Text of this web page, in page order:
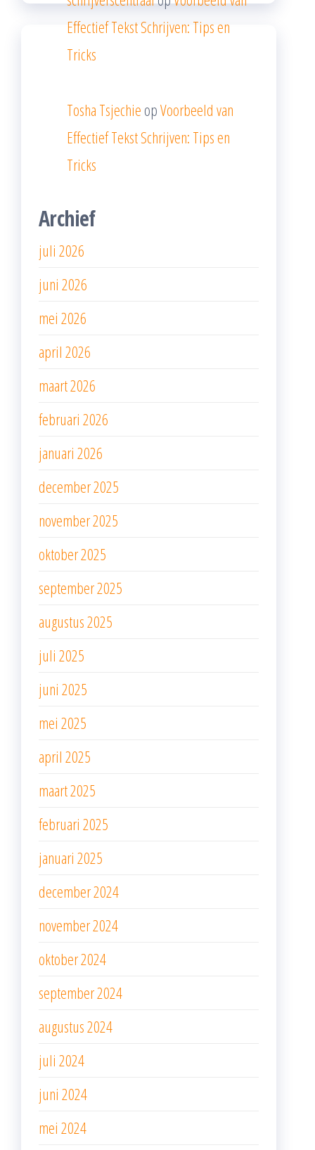
Effectief Tekst Schrijven: Tips en
Tricks
Tosha Tsjechie opVoorbeeld van
Effectief Tekst Schrijven: Tips en
Tricks
Archief
juli 2026
juni 2026
mei 2026
april 2026
maart 2026
februari 2026
januari 2026
december 2025
november 2025
oktober 2025
september 2025
augustus 2025
juli 2025
juni 2025
mei 2025
april 2025
maart 2025
februari 2025
januari 2025
december 2024
november 2024
oktober 2024
september 2024
augustus 2024
juli 2024
juni 2024
mei 2024